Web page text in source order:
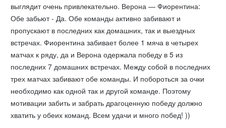
выглядит очень привлекательно. Верона — Фиорентина:
Обе забьют - Да. Обе команды активно забивают и
пропускают в последних как домашних, так и выездных
встречах. Фиорентина забивает более 1 мяча в четырех
матчах к ряду, да и Верона одержала победу в 5 из
последних 7 домашних встречах. Между собой в последних
трех матчах забивают обе команды. И побороться за очки
необходимо как одной так и другой команде. Поэтому
мотивации забить и забрать драгоценную победу должно
хватить у обеих команд. Всем удачи и много побед! ))